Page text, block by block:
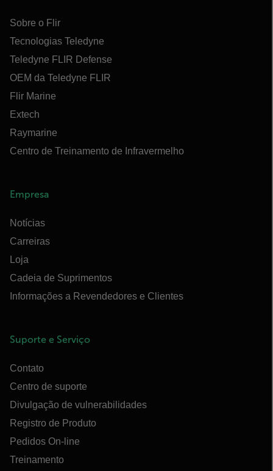
Sobre o Flir
Tecnologias Teledyne
Teledyne FLIR Defense
OEM da Teledyne FLIR
Flir Marine
Extech
Raymarine
Centro de Treinamento de Infravermelho
Empresa
Notícias
Carreiras
Loja
Cadeia de Suprimentos
Informações a Revendedores e Clientes
Suporte e Serviço
Contato
Centro de suporte
Divulgação de vulnerabilidades
Registro de Produto
Pedidos On-line
Treinamento